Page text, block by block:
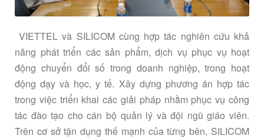
VIETTEL và SILICOM cùng hợp tác nghiên cứu khả
năng phát triển các sản phẩm, dịch vụ phục vụ hoạt
động chuyển đổi số trong doanh nghiệp, trong hoạt
động dạy và học, y tế. Xây dựng phương án hợp tác
trong việc triển khai các giải pháp nhằm phục vụ công
tác đào tạo cho cán bộ quản lý và đội ngũ giáo viên.
Trên cơ sở tận dụng thế mạnh của từng bên, SILICOM